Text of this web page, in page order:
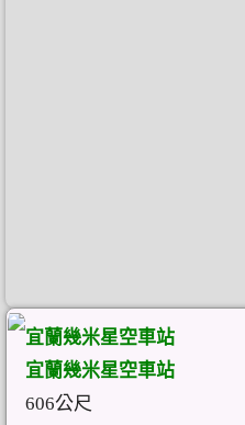
宜蘭幾米星空車站
宜蘭幾米星空車站
606公尺